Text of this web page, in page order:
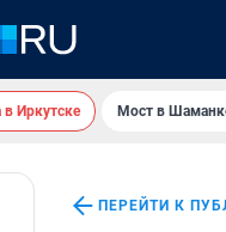
в Иркутске Мост в
ПЕРЕЙТИ К